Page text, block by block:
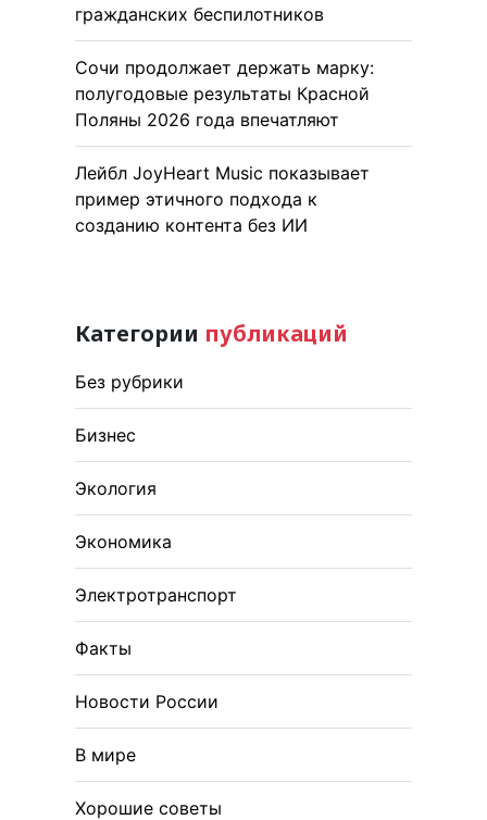
гражданских беспилотников
Сочи продолжает держать марку:
полугодовые результаты Красной
Поляны 2026 года впечатляют
Лейбл JoyHeart Music показывает
пример этичного подхода к
созданию контента без ИИ
Категории публикаций
Без рубрики
Бизнес
Экология
Экономика
Электротранспорт
Факты
Новости России
В мире
Хорошие советы